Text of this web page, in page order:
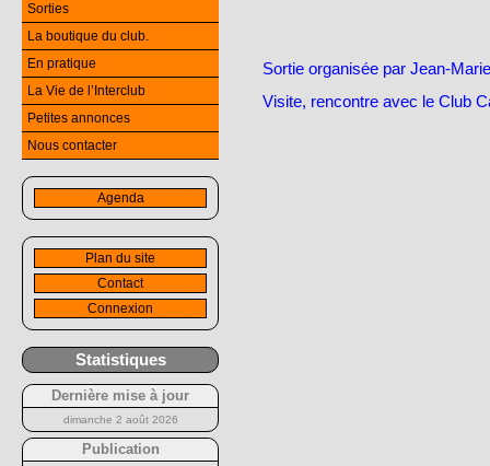
Sortie organisée par Jean-
Visite, rencontre avec le Club
Sorties
La boutique du club.
En pratique
La Vie de l’Interclub
Petites annonces
Nous contacter
Agenda
Plan du site
Contact
Connexion
Statistiques
Dernière mise à jour
dimanche 2 août 2026
Publication